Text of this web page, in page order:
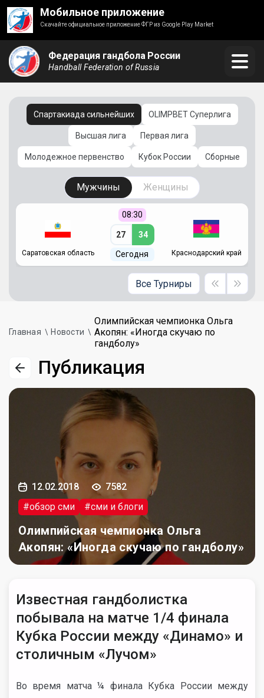
Мобильное приложение
Скачайте официальное приложение ФГР из Google Play Market
Федерация гандбола России
Handball Federation of Russia
Спартакиада сильнейших OLIMPBET Суперлига
Высшая лига Первая лига
Молодежное первенство Кубок России Сборные
Мужчины Женщины
Саратовская область
08:30
27 34
Сегодня Краснодарский край
Все Турниры
Главная Новости
Олимпийская чемпионка Ольга
Акопян: «Иногда скучаю по
гандболу»
Публикация
12.02.2018
7582
#обзор сми
#сми и блоги
Олимпийская чемпионка Ольга
Акопян: «Иногда скучаю по гандболу»
Известная гандболистка
побывала на матче 1/4 финала
Кубка России между «Динамо» и
столичным «Лучом»
Во время матча ¼ финала Кубка России между